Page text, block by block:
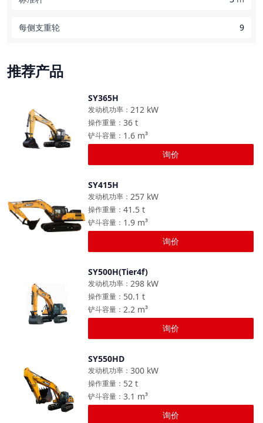
每侧支重轮 9
推荐产品
SY365H
212 kW
发动机功率 ：
36 t
操作重量 ：
1.6 m³
铲斗容量 ：
询价
SY415H
257 kW
发动机功率 ：
41.5 t
操作重量 ：
1.9 m³
铲斗容量 ：
询价
SY500H(Tier4f)
298 kW
发动机功率 ：
50.1 t
操作重量 ：
2.2 m³
铲斗容量 ：
询价
SY550HD
300 kW
发动机功率 ：
52 t
操作重量 ：
3.1 m³
铲斗容量 ：
询价